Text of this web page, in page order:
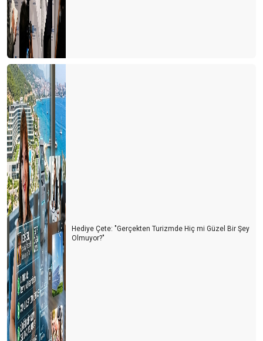
KiEV GASTRONOMi TURU
KUMARHANELER iSTEM DIŞI KAPATILMIŞ…
CEK GENDiNi GENDiNE BAS BASAN...! (KIBRIS)
TURİZM İYİ GİDERSE, YERLİ TURİST AÇIKTA KALIR. TURİZM
KÖTÜ GİDERSE, TÜRK TURİST BAYRAM EDER.
ARKADAŞLAR, HAZIR MISINIZ?
"Şam Babası. Para vermekle Baba olunmaz…"
HER ŞEY DAHİL İSRAFI NASIL ÖNLENİR?
AB’DEN TÜRKLERE AŞI ENGELİ…
TURiST REHBERLiĞi YASASINDA SON RÖTUŞLAR…
KORONA'NIN KRONOLOJiSi
YENi REHBERLiK KANUNU HAKKINDA
Yeni Trend; “FLY & DRIVE”
SADECE BAŞLIK OKUYANLARDAN ÇEKTİĞİM…
TUR OPERATÖRLERİ PLATFORMU
Hediye Çete: "Gerçekten Turizmde Hiç mi Güzel Bir Şey
Olmuyor?"